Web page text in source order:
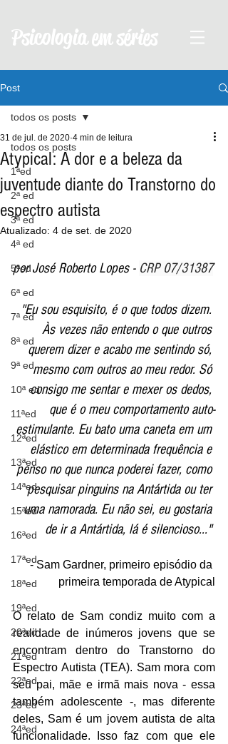
Psicologia em séries
Post
todos os posts
1ªed
2ª ed
3ª ed
4ª ed
5ªed
6ª ed
7ª ed
8ª ed
9ª ed
10ª ed
11ªed
12ªed
13ªed
14ªed
15ªed
16ªed
17ªed
18ªed
19ªed
20ªed
21ªed
22ªed
23ªed
24ªed
todos os posts
Atypical: A dor e a beleza da
juventude diante do Transtorno do
espectro autista
31 de jul. de 2020 4 min de leitura
Atualizado: 4 de set. de 2020
por José Roberto Lopes - CRP 07/31387
"Eu sou esquisito, é o que todos dizem.
Às vezes não entendo o que outros
querem dizer e acabo me sentindo só,
mesmo com outros ao meu redor. Só
consigo me sentar e mexer os dedos,
que é o meu comportamento auto-
estimulante. Eu bato uma caneta em um
elástico em determinada frequência e
penso no que nunca poderei fazer, como
pesquisar pinguins na Antártida ou ter
uma namorada. Eu não sei, eu gostaria
de ir a Antártida, lá é silencioso..."
- Sam Gardner, primeiro episódio da
primeira temporada de Atypical
O relato de Sam condiz muito com a
realidade de inúmeros jovens que se
encontram dentro do Transtorno do
Espectro Autista (TEA). Sam mora com
seu pai, mãe e irmã mais nova - essa
também adolescente -, mas diferente
deles, Sam é um jovem autista de alta
funcionalidade. Isso faz com que ele